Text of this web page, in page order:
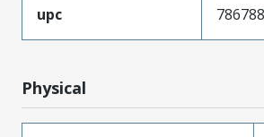
upc
Physical